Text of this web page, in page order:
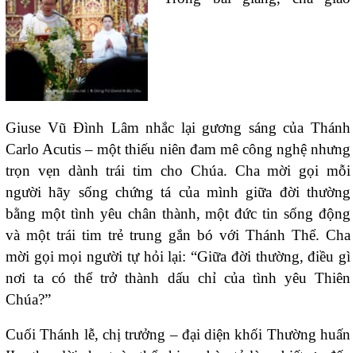
Giuse Vũ Đình Lâm nhắc lại gương sáng của Thánh
Carlo Acutis – một thiếu niên đam mê công nghệ nhưng
trọn vẹn dành trái tim cho Chúa. Cha mời gọi mỗi
người hãy sống chứng tá của mình giữa đời thường
bằng một tình yêu chân thành, một đức tin sống động
và một trái tim trẻ trung gắn bó với Thánh Thể. Cha
mời gọi mọi người tự hỏi lại: “Giữa đời thường, điều gì
nơi ta có thể trở thành dấu chỉ của tình yêu Thiên
Chúa?”
Cuối Thánh lễ, chị trưởng – đại diện khối Thường huấn